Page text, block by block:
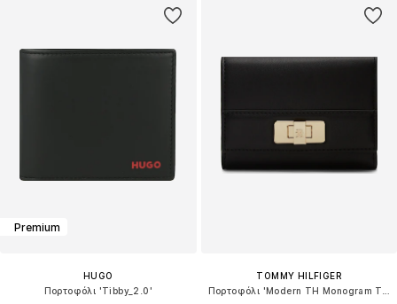
Premium
HUGO
Πορτοφόλι 'Tibby_2.0'
TOMMY HILFIGER